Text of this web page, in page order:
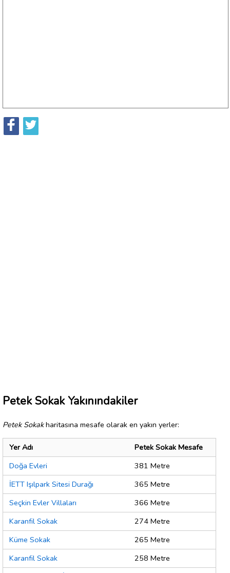
Petek Sokak Yakınındakiler
Petek Sokakharitasına mesafe olarak en yakın yerler:
Yer Adı
Petek Sokak Mesafe
Doğa Evleri
381 Metre
İETT Işılpark Sitesi Durağı
365 Metre
Seçkin Evler Villaları
366 Metre
Karanfil Sokak
274 Metre
Küme Sokak
265 Metre
Karanfil Sokak
258 Metre